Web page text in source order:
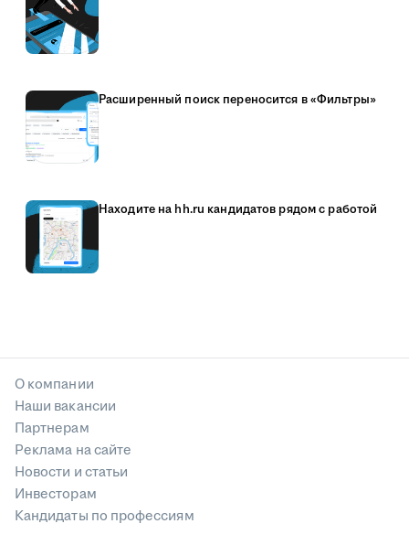
Расширенный поиск переносится в «Фильтры»
Находите на hh.ru кандидатов рядом с работой
О компании
Наши вакансии
Партнерам
Реклама на сайте
Новости и статьи
Инвесторам
Кандидаты по профессиям